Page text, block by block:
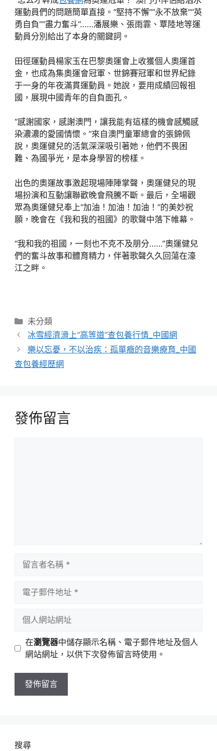
運動員們的問題簡單直接。“堅持不懈”“永不放棄”“英
勇自負”“盡力奮斗”……潘展樂、張雨霏、覃陸地等運
動員分別給出了本身的關鍵詞。
田徑運動員楊家玉在巴黎奧運會上收獲個人奧運首
金，也成為集奧運會冠軍、世錦賽冠軍和世界紀錄
于一身的年夜滿貫運動員。她說，要用成績回報祖
國，展現中國青年的自負面孔。
“感謝國家，感謝澳門，讓我能有這樣的機會感觸感
染濃濃的愛國情懷。”來自澳門童軍總會的張錦佩
說，奧運健兒的活氣深深吸引著她，他們不畏困
難、為國爭光，是本身學習的榜樣。
出色的奧運故事激起現場陣陣掌聲，奧運健兒的現
場扮演和互動讓聯歡晚會飛騰不斷。最后，全場觀
眾為奧運健兒奉上“加油！加油！加油！”的美妙祝
願，晚會在《我和我的祖國》的歌聲中落下帷幕。
“我和我的祖國，一刻也不克不及朋分……”奧運健兒
們的奮斗故事和體育精力，伴著歌聲久久回蕩在濠
江之畔。
分
類
未分類
冰雪經濟滑上“高等道”查包養行情_中國網
樂以忘憂，不以治疾：孤單癥的音樂療育_中國
查包養經歷網
發佈留言
址
站
址
在瀏覽器中儲存顯示名稱、電子郵件地址及個人
網站網址，以供下次發佈留言時使用。
搜尋